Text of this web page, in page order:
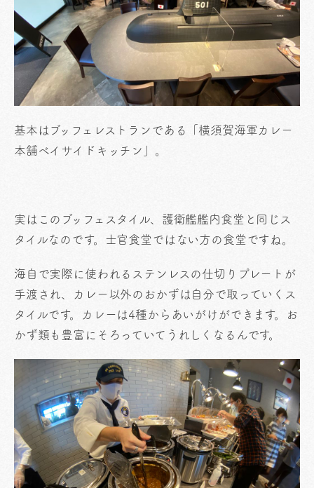
基本はブッフェレストランである「横須賀海軍カレー
本舗ベイサイドキッチン」。
実はこのブッフェスタイル、護衛艦艦内食堂と同じス
タイルなのです。士官食堂ではない方の食堂ですね。
海自で実際に使われるステンレスの仕切りプレートが
手渡され、カレー以外のおかずは自分で取っていくス
タイルです。カレーは4種からあいがけができます。お
かず類も豊富にそろっていてうれしくなるんです。